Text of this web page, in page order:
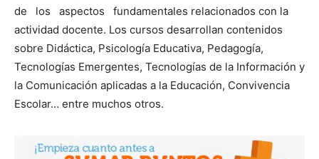
de los aspectos fundamentales relacionados con la
actividad docente. Los cursos desarrollan contenidos
sobre Didáctica, Psicología Educativa, Pedagogía,
Tecnologías Emergentes, Tecnologías de la Información y
la Comunicación aplicadas a la Educación, Convivencia
Escolar… entre muchos otros.